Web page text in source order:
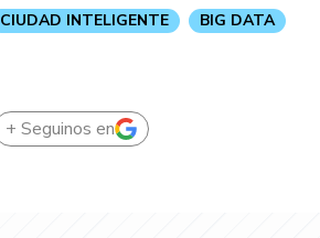
CIUDAD INTELIGENTE
BIG DATA
+ Seguinos en